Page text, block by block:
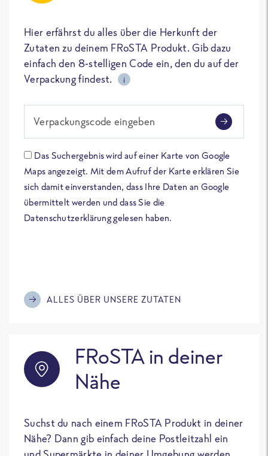
Hier erfährst du alles über die Herkunft der
Zutaten zu deinem FRoSTA Produkt. Gib dazu
einfach den 8-stelligen Code ein, den du auf der
Verpackung findest.
i
Verpackungscode eingeben
Das Suchergebnis wird auf einer Karte von Google
Maps angezeigt. Mit dem Aufruf der Karte erklären Sie
sich damit einverstanden, dass Ihre Daten an Google
übermittelt werden und dass Sie die
Datenschutzerklärung gelesen haben.
ALLES ÜBER UNSERE ZUTATEN
FRoSTA in deiner
Nähe
Suchst du nach einem FRoSTA Produkt in deiner
Nähe? Dann gib einfach deine Postleitzahl ein